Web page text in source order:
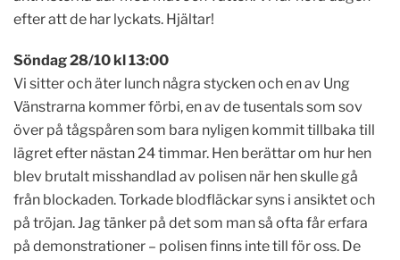
efter att de har lyckats. Hjältar!
Söndag 28/10 kl 13:00
Vi sitter och äter lunch några stycken och en av Ung
Vänstrarna kommer förbi, en av de tusentals som sov
över på tågspåren som bara nyligen kommit tillbaka till
lägret efter nästan 24 timmar. Hen berättar om hur hen
blev brutalt misshandlad av polisen när hen skulle gå
från blockaden. Torkade blodfläckar syns i ansiktet och
på tröjan. Jag tänker på det som man så ofta får erfara
på demonstrationer – polisen finns inte till för oss. De